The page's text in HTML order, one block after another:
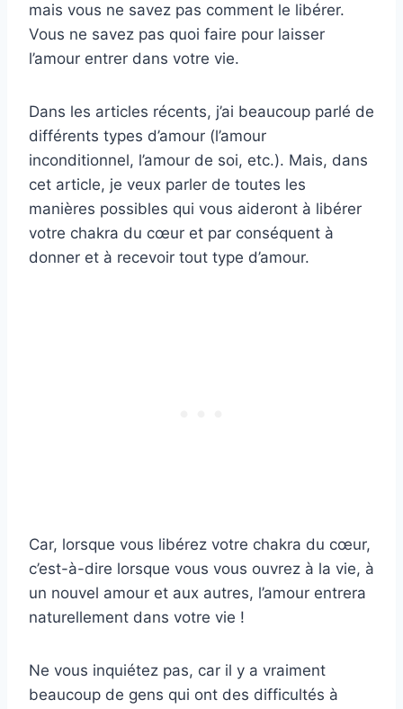
mais vous ne savez pas comment le libérer.
Vous ne savez pas quoi faire pour laisser
l’amour entrer dans votre vie.
Dans les articles récents, j’ai beaucoup parlé de
différents types d’amour (l’amour
inconditionnel, l’amour de soi, etc.). Mais, dans
cet article, je veux parler de toutes les
manières possibles qui vous aideront à libérer
votre chakra du cœur et par conséquent à
donner et à recevoir tout type d’amour.
Car, lorsque vous libérez votre chakra du cœur,
c’est-à-dire lorsque vous vous ouvrez à la vie, à
un nouvel amour et aux autres, l’amour entrera
naturellement dans votre vie !
Ne vous inquiétez pas, car il y a vraiment
beaucoup de gens qui ont des difficultés à